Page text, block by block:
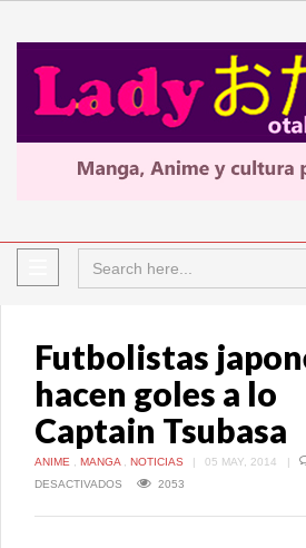
Futbolistas
hacen goles a lo
Captain Tsubasa
ANIME , MANGA , NOTICIAS | 05 MAY, 2014 |
DESACTIVADOS
2053